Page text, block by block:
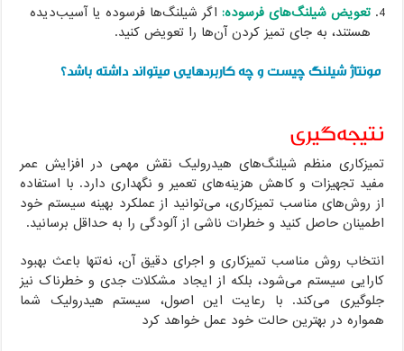
تعویض شیلنگ‌های فرسوده: اگر شیلنگ‌ها فرسوده یا آسیب‌دیده
هستند، به جای تمیز کردن آن‌ها را تعویض کنید.
مونتاژ شیلنگ چیست و چه کاربردهایی میتواند داشته باشد؟
نتیجه‌گیری
تمیزکاری منظم شیلنگ‌های هیدرولیک نقش مهمی در افزایش عمر
مفید تجهیزات و کاهش هزینه‌های تعمیر و نگهداری دارد. با استفاده
از روش‌های مناسب تمیزکاری، می‌توانید از عملکرد بهینه سیستم خود
اطمینان حاصل کنید و خطرات ناشی از آلودگی را به حداقل برسانید.
انتخاب روش مناسب تمیزکاری و اجرای دقیق آن، نه‌تنها باعث بهبود
کارایی سیستم می‌شود، بلکه از ایجاد مشکلات جدی و خطرناک نیز
جلوگیری می‌کند. با رعایت این اصول، سیستم هیدرولیک شما
همواره در بهترین حالت خود عمل خواهد کرد